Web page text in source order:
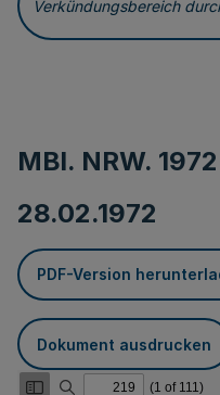
Verkündungsbereich
MBl. NRW.
28.02.1972
PDF-Version
Dokument ausdrucken